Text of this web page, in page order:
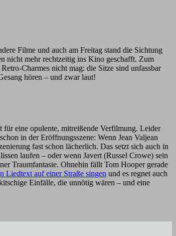
Filme und auch am Freitag stand die Sichtung
nicht mehr rechtzeitig ins Kino geschafft. Zum
Charmes nicht mag: die Sitze sind unfassbar
hören – und zwar laut!
für eine opulente, mitreißende Verfilmung. Leider
in der Eröffnungsszene: Wenn Jean Valjean
fast schon lächerlich. Das setzt sich auch in
laufen – oder wenn Javert (Russel Crowe) sein
Traumfantasie. Ohnehin fällt Tom Hooper gerade
Liedtext auf einer Straße singen und es regnet auch
Einfälle, die unnötig wären – und eine